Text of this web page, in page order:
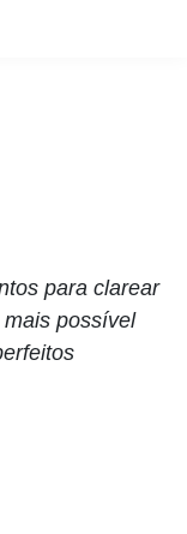
para clarear
possível